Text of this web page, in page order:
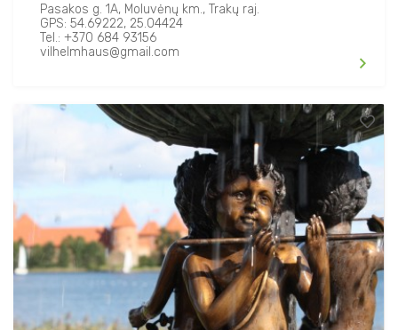
Pasakos g. 1A, Moluvėnų km., Trakų raj.
GPS: 54.69222, 25.04424
Tel.: +370 684 93156
vilhelmhaus@gmail.com